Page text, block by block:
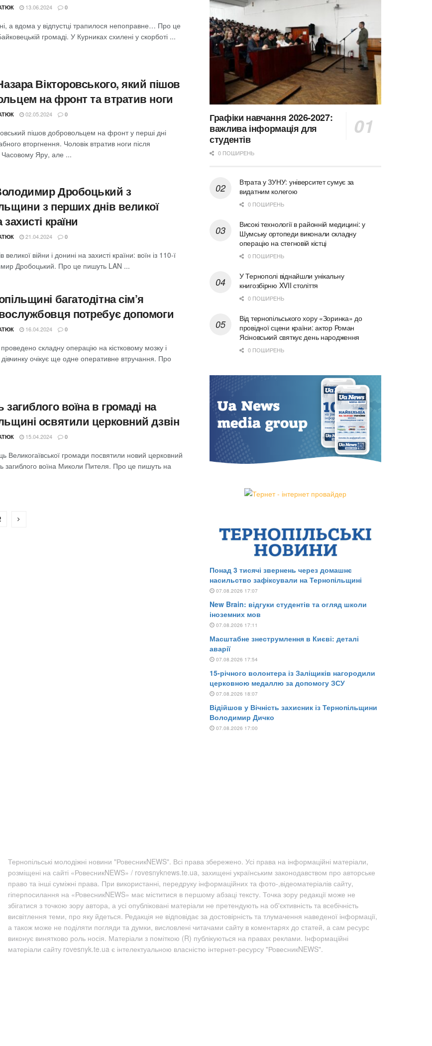
13.06.2024 0
а вдома у відпустці трапилося непоправне… Про це
громаді. У Курниках схилені у скорботі ...
Вікторовського, який пішов
на фронт та втратив ноги
02.05.2024 0
пішов добровольцем на фронт у перші дні
вторгнення. Чоловік втратив ноги після
Яру, але ...
Дробоцький з
з перших днів великої
країни
21.04.2024 0
війни і донині на захисті країни: воїн із 110-ї
Дробоцький. Про це пишуть LAN ...
багатодітна сім’я
потребує допомоги
16.04.2024 0
складну операцію на кістковому мозку і
очікує ще одне оперативне втручання. Про
загиблого воїна в громаді на
освятили церковний дзвін
15.04.2024 0
Великогаївської громади посвятили новий церковний
загиблого воїна Миколи Пителя. Про це пишуть на
Графіки навчання 2026-2027:
важлива інформація для
студентів
0 ПОШИРЕНЬ
Втрата у ЗУНУ: університет сумує за
видатним колегою
0 ПОШИРЕНЬ
Високі технології в районній медицині: у
Шумську ортопеди виконали складну
операцію на стегновій кістці
0 ПОШИРЕНЬ
У Тернополі віднайшли унікальну
книгозбірню XVII століття
0 ПОШИРЕНЬ
Від тернопільського хору «Зоринка» до
провідної сцени країни: актор Роман
Ясіновський святкує день народження
0 ПОШИРЕНЬ
Тернопільські молодіжні новини "РовесникNEWS". Всі права збережено. Усі права на інформаційні матеріали,
розміщені на сайті «РовесникNEWS» / rovesnyknews.te.ua, захищені українським законодавством про авторське
право та інші суміжні права. При використанні, передруку інформаційних та фото-,відеоматеріалів сайту,
гіперпосилання на «РовесникNEWS» має міститися в першому абзаці тексту. Точка зору редакції може не
збігатися з точкою зору автора, а усі опубліковані матеріали не претендують на об'єктивність та всебічність
висвітлення теми, про яку йдеться. Редакція не відповідає за достовірність та тлумачення наведеної інформації,
а також може не поділяти погляди та думки, висловлені читачами сайту в коментарях до статей, а сам ресурс
виконує винятково роль носія. Матеріали з поміткою (R) публікуються на правах реклами. Інформаційні
матеріали сайту rovesnyk.te.ua є інтелектуальною власністю інтернет-ресурсу "РовесникNEWS".